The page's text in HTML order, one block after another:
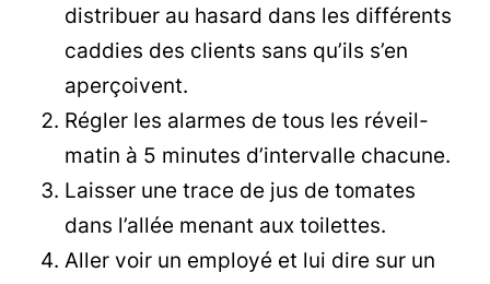
distribuer au hasard dans les différents
caddies des clients sans qu’ils s’en
aperçoivent.
Régler les alarmes de tous les réveil-
matin à 5 minutes d’intervalle chacune.
Laisser une trace de jus de tomates
dans l’allée menant aux toilettes.
Aller voir un employé et lui dire sur un